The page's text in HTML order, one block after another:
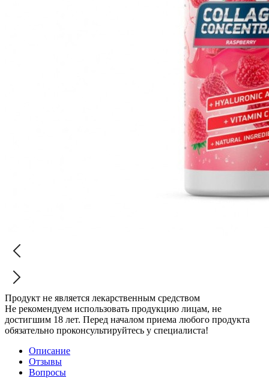
Продукт не является лекарственным средством
Не рекомендуем использовать продукцию лицам, не
достигшим 18 лет. Перед началом приема любого продукта
обязательно проконсультируйтесь у специалиста!
Описание
Отзывы
Вопросы